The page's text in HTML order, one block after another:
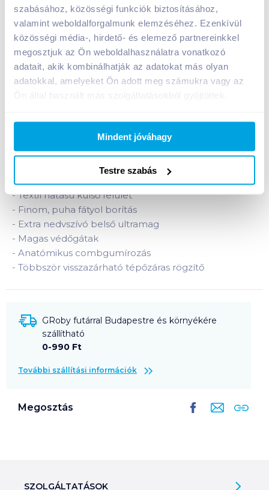
szabásához, közösségi funkciók biztosításához,
valamint weboldalforgalmunk elemzéséhez. Ezenkívül
közösségi média-, hirdető- és elemező partnereinkkel
megosztjuk az Ön weboldalhasználatra vonatkozó
adatait, akik kombinálhatják az adatokat más olyan
adatokkal, amelyeket Ön adott meg számukra vagy az
Mindent jóváhagy
Testre szabás
Reál pelenka maxi 9 db (9-18 kg)
A termék jelenleg nem elérhető
Bevásárlólistához adom Értesíts, ha olcsóbb!
Termékleírás a(z)Reál pelenka maxi 9 db (9-18
kg)termékhez:
Maxi nadrágpelenka 9-18 kg.
-Textil hatású külső felület
- Finom, puha fátyol borítás
- Extra nedvszívó belső ultramag
- Magas védőgátak
- Anatómikus combgumírozás
- Többször visszazárható tépőzáras rögzítő
GRoby futárral Budapestre és környékére
szállítható
0-990 Ft
További szállítási információk
Megosztás
SZOLGÁLTATÁSOK